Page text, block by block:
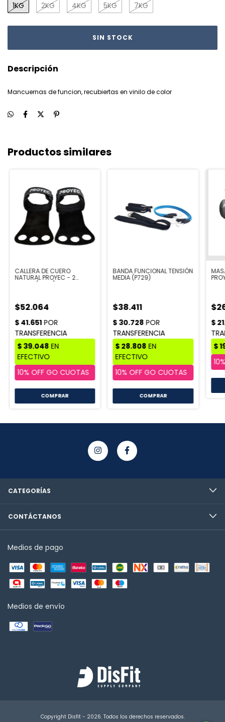
1KG 2KG 4KG 5KG 7KG
Descripción
Mancuernas de funcion, recubiertas en vinilo de color
Productos similares
CALLERA DE CUERO
NATURAL PROYEC - 2
DEDOS (P934)
$52.064
COMPRAR
BANDA FUNCIONAL TENSIÓN
MEDIA (P729)
$38.411
CATEGORÍAS
CONTÁCTANOS
Medios de pago
Medios de envío
Copyright Disfit - 2026. Todos los derechos reservados.